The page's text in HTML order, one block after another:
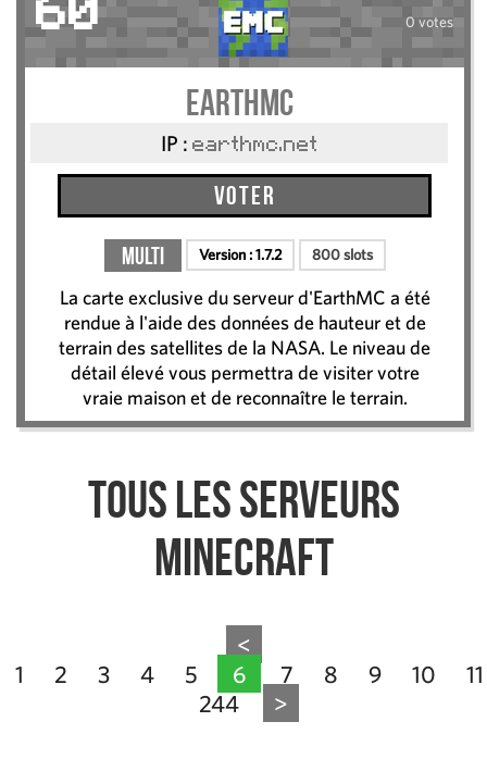
60 0 votes
EarthMC
IP : earthmc.net
Voter
Multi Version :1.7.2 800 slots
La carte exclusive du serveur d'EarthMC a été
rendue à l'aide des données de hauteur et de
terrain des satellites de la NASA. Le niveau de
détail élevé vous permettra de visiter votre
vraie maison et de reconnaître le terrain.
Tous les serveurs
Minecraft
<
1
2 3 4 5 6 7 8 9 10
11
244
>